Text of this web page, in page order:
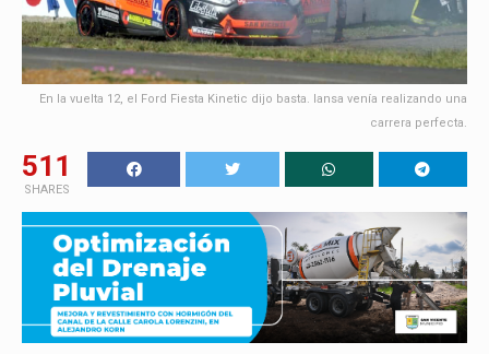
En la vuelta 12, el Ford Fiesta Kinetic dijo basta. Iansa venía realizando una
carrera perfecta.
511
SHARES